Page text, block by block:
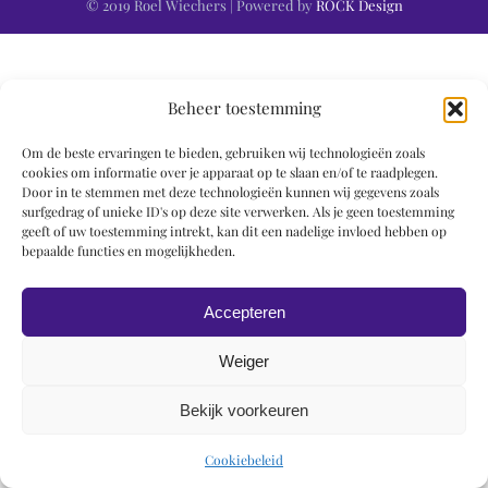
Beheer toestemming
Om de beste ervaringen te bieden, gebruiken wij technologieën zoals
cookies om informatie over je apparaat op te slaan en/of te raadplegen.
Door in te stemmen met deze technologieën kunnen wij gegevens zoals
surfgedrag of unieke ID's op deze site verwerken. Als je geen toestemming
geeft of uw toestemming intrekt, kan dit een nadelige invloed hebben op
bepaalde functies en mogelijkheden.
Accepteren
Weiger
Bekijk voorkeuren
Cookiebeleid
© 2019 Roel Wiechers | Powered by ROCK Design